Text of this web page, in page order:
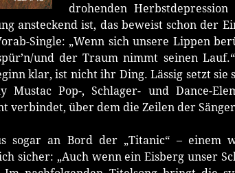
drohenden
ansteckend ist, das beweist schon der
Single: „Wenn sich unsere Lippen
und der Traum nimmt seinen
klar, ist nicht ihr Ding. Lässig setzt sie
Mustac Pop-, Schlager- und Dance-
verbindet, über dem die Zeilen der
sogar an Bord der „Titanic“ – einem
sicher: „Auch wenn ein Eisberg unser